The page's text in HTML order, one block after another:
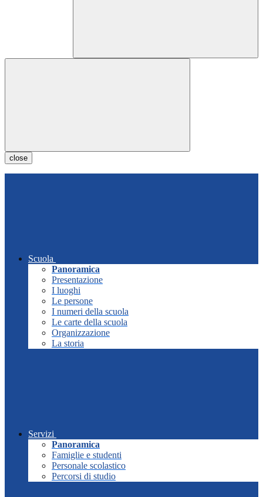
close
Scuola
Panoramica
Presentazione
I luoghi
Le persone
I numeri della scuola
Le carte della scuola
Organizzazione
La storia
Servizi
Panoramica
Famiglie e studenti
Personale scolastico
Percorsi di studio